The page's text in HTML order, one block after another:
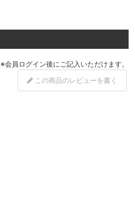
※会員ログイン後にご記入いただけます。
この商品のレビューを書く